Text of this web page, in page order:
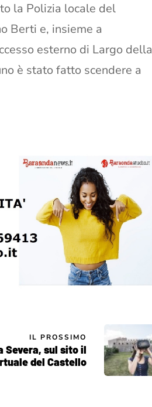
la Polizia locale del
Berti e, insieme a
esterno di Largo della
è stato fatto scendere a
IL PROSSIMO
Severa, sul sito il
del Castello